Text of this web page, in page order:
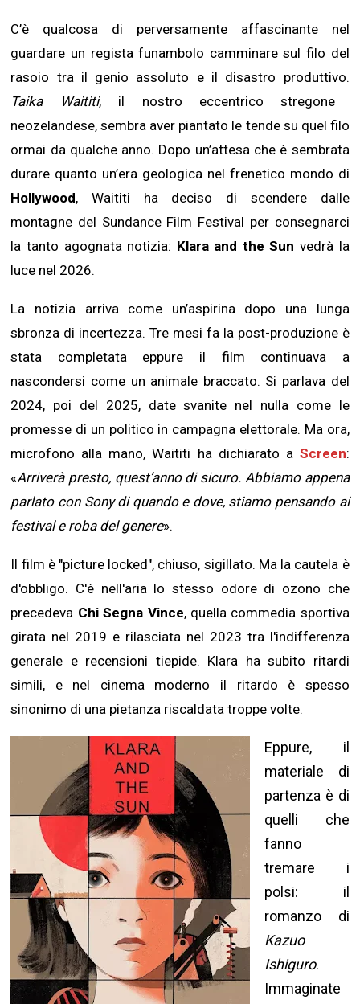
C’è qualcosa di perversamente affascinante nel
guardare un regista funambolo camminare sul filo del
rasoio tra il genio assoluto e il disastro produttivo.
Taika Waititi, il nostro eccentrico stregone
neozelandese, sembra aver piantato le tende su quel filo
ormai da qualche anno. Dopo un’attesa che è sembrata
durare quanto un’era geologica nel frenetico mondo di
Hollywood, Waititi ha deciso di scendere dalle
montagne del Sundance Film Festival per consegnarci
la tanto agognata notizia: Klara and the Sun vedrà la
luce nel 2026.
La notizia arriva come un’aspirina dopo una lunga
sbronza di incertezza. Tre mesi fa la post-produzione è
stata completata eppure il film continuava a
nascondersi come un animale braccato. Si parlava del
2024, poi del 2025, date svanite nel nulla come le
promesse di un politico in campagna elettorale. Ma ora,
microfono alla mano, Waititi ha dichiarato a Screen:
«Arriverà presto, quest’anno di sicuro. Abbiamo appena
parlato con Sony di quando e dove, stiamo pensando ai
festival e roba del genere».
Il film è "picture locked", chiuso, sigillato. Ma la cautela è
d'obbligo. C'è nell'aria lo stesso odore di ozono che
precedeva Chi Segna Vince, quella commedia sportiva
girata nel 2019 e rilasciata nel 2023 tra l'indifferenza
generale e recensioni tiepide. Klara ha subito ritardi
simili, e nel cinema moderno il ritardo è spesso
sinonimo di una pietanza riscaldata troppe volte.
Eppure, il
materiale di
partenza è di
quelli che
fanno
tremare i
polsi: il
romanzo di
Kazuo
Ishiguro.
Immaginate